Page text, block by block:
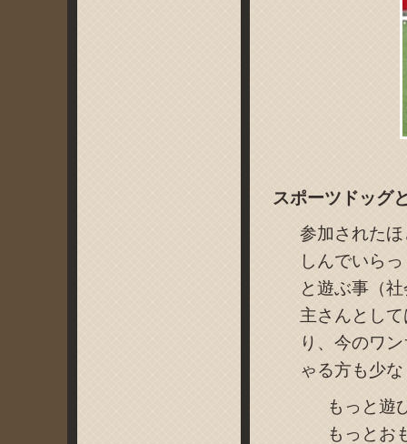
スポーツドッグ
参加された
しんでいら
と遊ぶ事（
主さんとし
り、今のワ
ゃる方も少
もっと遊
もっとお